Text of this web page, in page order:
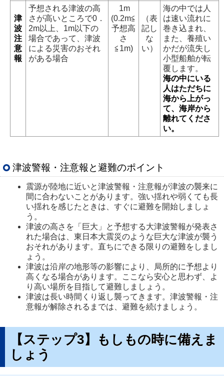
津
波
注
意
報
予想される津波の高
さが高いところで0．
2m以上、1m以下の
場合であって、津波
による災害のおそれ
がある場合
1m
(0.2m≦
予想高
さ
≦1m)
（表
記し
な
い）
海の中では人
は速い流れに
巻き込まれ、
また、養殖い
かだが流失し
小型船舶が転
覆します。
海の中にいる
人はただちに
海から上がっ
て、海岸から
離れてくださ
い。
津波警報・注意報と避難のポイント
震源が陸地に近いと津波警報・注意報が津波の襲来に
間に合わないことがあります。強い揺れや弱くても長
い揺れを感じたときは、すぐに避難を開始しましょ
う。
津波の高さを「巨大」と予想する大津波警報が発表さ
れた場合は、東日本大震災のような巨大な津波が襲う
おそれがあります。直ちにできる限りの避難をしまし
ょう。
津波は沿岸の地形等の影響により、局所的に予想より
高くなる場合があります。ここなら安心と思わず、よ
り高い場所を目指して避難しましょう。
津波は長い時間くり返し襲ってきます。津波警報・注
意報が解除されるまでは、避難を続けましょう。
【ステップ3】もしもの時に備えま
しょう